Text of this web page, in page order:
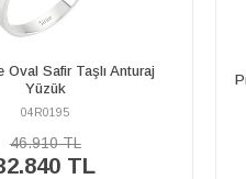
Safir Taşlı Anturaj Küpe
04E0050
67.620 TL
TL